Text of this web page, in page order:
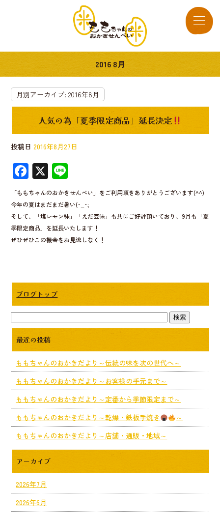
2016 8月
月別アーカイブ:2016年8月
人気の為「夏季限定商品」延長決定
投稿日 2016年8月27日
F
ac
e
b
o
o
X
n
e
「ももちゃんのおかきせんべい」をご利用頂きありがとうございます(^^)
今年の夏はまだまだ暑い(･_･;
そして、「塩レモン味」「えだ豆味」も共にご好評頂いており、9月も「夏
季限定商品」を延長いたします！
ぜひぜひこの機会をお見逃しなく！
ブログトップ
最近の投稿
ももちゃんのおかきだより～伝統の味を次の世代へ～
ももちゃんのおかきだより～お客様の手元まで～
ももちゃんのおかきだより～定番から季節限定まで～
ももちゃんのおかきだより～乾燥・鉄板手焼き
～
ももちゃんのおかきだより～店舗・通販・地域～
アーカイブ
2026年7月
2026年6月